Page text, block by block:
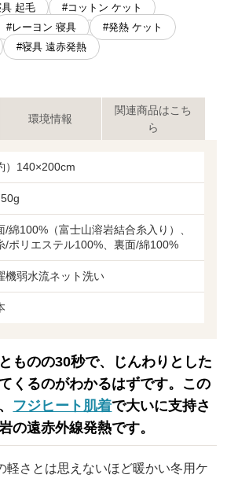
起毛
#コットン ケット
#レーヨン 寝具
#発熱 ケット
#寝具 遠赤発熱
環境情報
関連商品はこち
ら
）140×200cm
/綿100%（富士山溶岩結合糸入り）、
/ポリエステル100%、裏面/綿100%
機弱水流ネット洗い
ものの30秒で、じんわりとした
くるのがわかるはずです。この
フジヒート肌着で大いに支持さ
の遠赤外線発熱です。
さとは思えないほど暖かい冬用ケ